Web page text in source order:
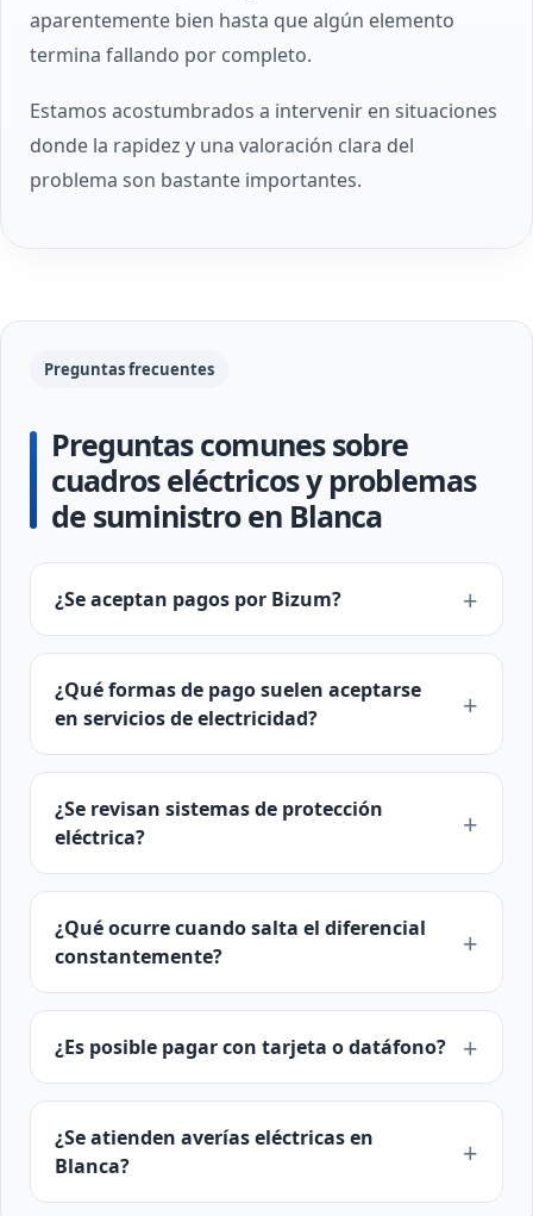
aparentemente bien hasta que algún elemento
termina fallando por completo.
Estamos acostumbrados a intervenir en situaciones
donde la rapidez y una valoración clara del
problema son bastante importantes.
Preguntas frecuentes
Preguntas comunes sobre
cuadros eléctricos y problemas
de suministro en Blanca
¿Se aceptan pagos por Bizum?
¿Qué formas de pago suelen aceptarse
en servicios de electricidad?
¿Se revisan sistemas de protección
eléctrica?
¿Qué ocurre cuando salta el diferencial
constantemente?
¿Es posible pagar con tarjeta o datáfono?
¿Se atienden averías eléctricas en
Blanca?